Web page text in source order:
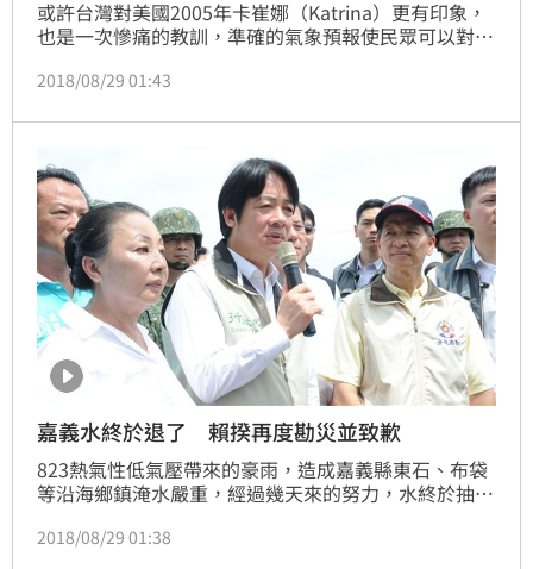
或許台灣對美國2005年卡崔娜（Katrina）更有印象，
也是一次慘痛的教訓，準確的氣象預報使民眾可以對災
「洪水」，總共650萬人撤離，合併災害損失2600億美
認定的危險區，第二，「超大量的降雨」。
2018/08/29 01:43
嘉義水終於退了 賴揆再度勘災並致歉
823熱氣性低氣壓帶來的豪雨，造成嘉義縣東石、布袋
等沿海鄉鎮淹水嚴重，經過幾天來的努力，水終於抽
於淹水對於當地居民生活造成的不便表示歉意，同時表
2018/08/29 01:38